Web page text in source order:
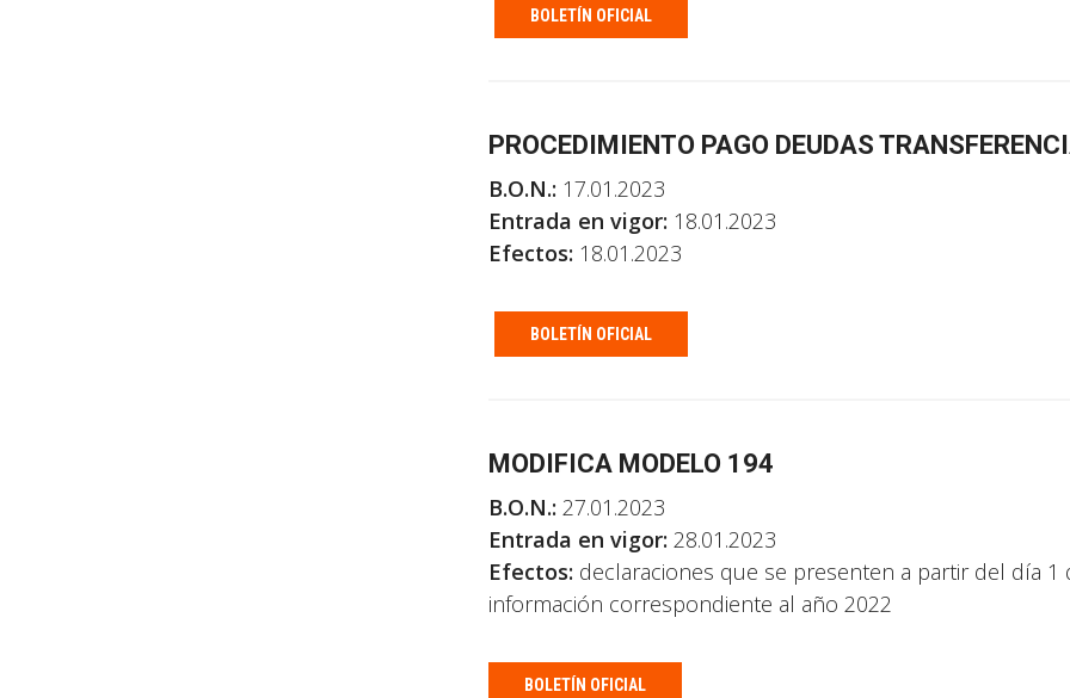
BOLETÍN OFICIAL
PROCEDIMIENTO PAGO DEUDAS
B.O.N.: 17.01.2023
Entrada en vigor: 18.01.2023
Efectos: 18.01.2023
BOLETÍN OFICIAL
MODIFICA MODELO 194
B.O.N.: 27.01.2023
Entrada en vigor: 28.01.2023
Efectos: declaraciones que se presenten a partir del día
información correspondiente al año 2022
BOLETÍN OFICIAL